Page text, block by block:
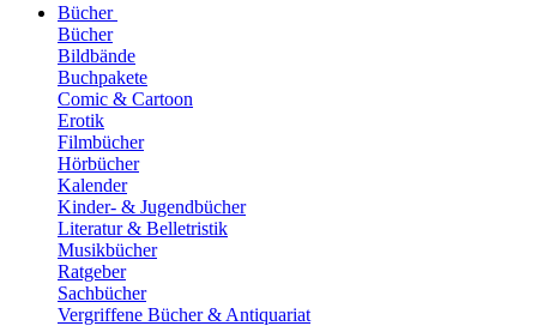
Bücher
Bücher
Bildbände
Buchpakete
Comic & Cartoon
Erotik
Filmbücher
Hörbücher
Kalender
Kinder- & Jugendbücher
Literatur & Belletristik
Musikbücher
Ratgeber
Sachbücher
Vergriffene Bücher & Antiquariat